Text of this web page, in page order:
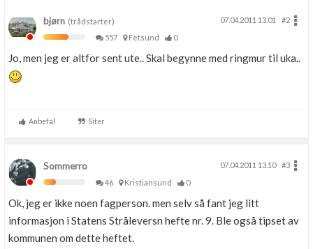
bjørn (trådstarter) 07.04.2011 13.01
#2
557
Fetsund 0
Jo, men jeg er altfor sent ute.. Skal begynne med ringmur til uka..
Anbefal Siter
Sommerro 07.04.2011 13.10
#3
46
Kristiansund 0
Ok, jeg er ikke noen fagperson. men selv så fant jeg litt
informasjon i Statens Stråleversn hefte nr. 9. Ble også tipset av
kommunen om dette heftet.